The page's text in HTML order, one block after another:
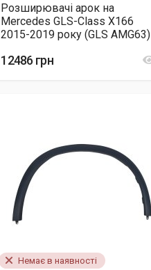
Розширювачі арок на
Mercedes GLS-Class X166
2015-2019 року (GLS AMG63)
12486 грн
Немає в наявності